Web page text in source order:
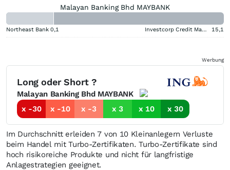
Malayan Banking Bhd MAYBANK
Northeast Bank 0,1 Investcorp Credit Management BDC 15,1
Werbung
Long oder Short ?
Malayan Banking Bhd MAYBANK
x -30
x -10 x -3 x 3 x 10 x 30
Im Durchschnitt erleiden 7 von 10 Kleinanlegern Verluste
beim Handel mit Turbo-Zertifikaten. Turbo-Zertifikate sind
hoch risikoreiche Produkte und nicht für langfristige
Anlagestrategien geeignet.